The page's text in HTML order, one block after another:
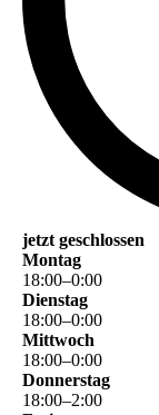
jetzt geschlossen
Montag
18:00–0:00
Dienstag
18:00–0:00
Mittwoch
18:00–0:00
Donnerstag
18:00–2:00